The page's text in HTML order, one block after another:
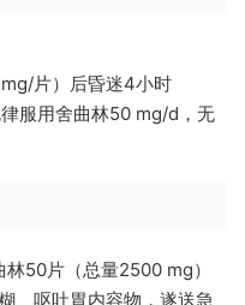
片）后昏迷4小时
服用舍曲林50 mg/d，无
50片（总量2500 mg）
、呕吐胃内容物，遂送急